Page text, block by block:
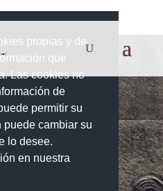
propias y de
que
Las cookies no
de
permitir su
puede cambiar su
lo desee.
en nuestra